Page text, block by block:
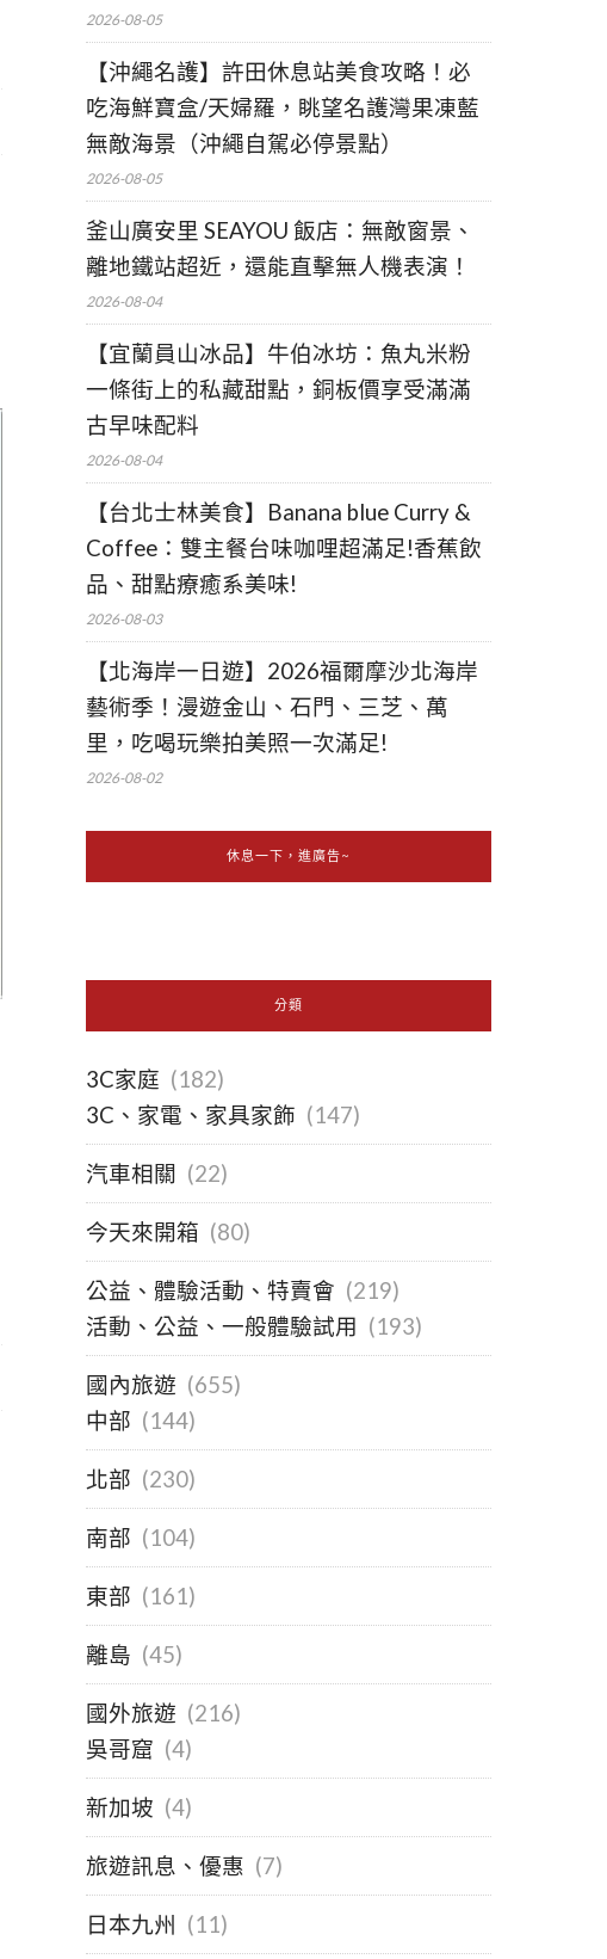
2026-08-05
【沖繩名護】許田休息站美食攻略！必
吃海鮮寶盒/天婦羅，眺望名護灣果凍藍
無敵海景（沖繩自駕必停景點）
2026-08-05
釜山廣安里 SEAYOU 飯店：無敵窗景、
離地鐵站超近，還能直擊無人機表演！
2026-08-04
【宜蘭員山冰品】牛伯冰坊：魚丸米粉
一條街上的私藏甜點，銅板價享受滿滿
古早味配料
2026-08-04
【台北士林美食】Banana blue Curry &
Coffee：雙主餐台味咖哩超滿足!香蕉飲
品、甜點療癒系美味!
2026-08-03
【北海岸一日遊】2026福爾摩沙北海岸
藝術季！漫遊金山、石門、三芝、萬
里，吃喝玩樂拍美照一次滿足!
2026-08-02
休息一下，進廣告~
分類
3C家庭 (182)
3C、家電、家具家飾 (147)
汽車相關 (22)
今天來開箱 (80)
公益、體驗活動、特賣會 (219)
活動、公益、一般體驗試用 (193)
國內旅遊 (655)
中部 (144)
北部 (230)
南部 (104)
東部 (161)
離島 (45)
國外旅遊 (216)
吳哥窟 (4)
新加坡 (4)
旅遊訊息、優惠 (7)
日本九州 (11)